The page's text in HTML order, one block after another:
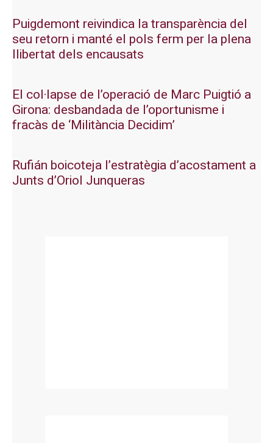
Puigdemont reivindica la transparència del
seu retorn i manté el pols ferm per la plena
llibertat dels encausats
El col·lapse de l’operació de Marc Puigtió a
Girona: desbandada de l’oportunisme i
fracàs de ‘Militància Decidim’
Rufián boicoteja l’estratègia d’acostament a
Junts d’Oriol Junqueras